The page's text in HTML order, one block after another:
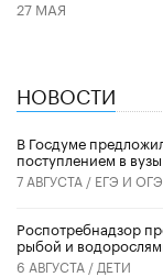
27 МАЯ
НОВОСТИ
В Госдуме
поступлением в вузы
7 АВГУСТА / ЕГЭ И ОГЭ
Роспотребнадзор
рыбой и
6 АВГУСТА / ДЕТИ